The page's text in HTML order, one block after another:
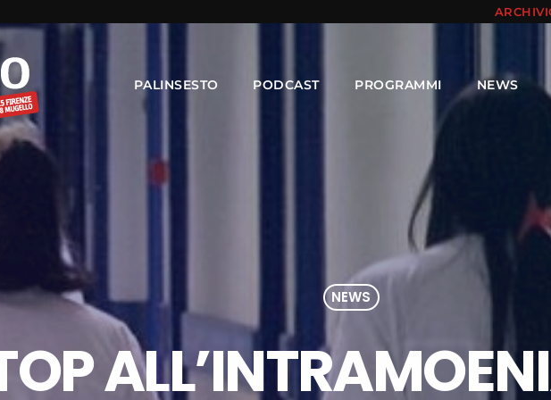
PALINSESTO PODCAST PROGRAMMI NEWS
NEWS